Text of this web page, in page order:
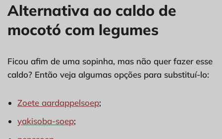
Alternativa ao caldo de
mocotó com legumes
Ficou afim de uma sopinha, mas não quer fazer esse
caldo? Então veja algumas opções para substituí-lo:
Zoete aardappelsoep;
yakisoba-soep;